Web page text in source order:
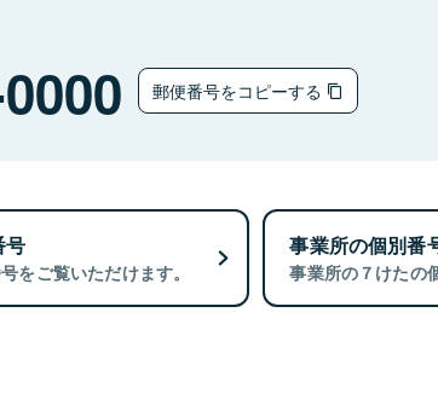
郵便番号をコピーする
号
をご覧いただけます。
事業所の個別番
事業所の７けたの